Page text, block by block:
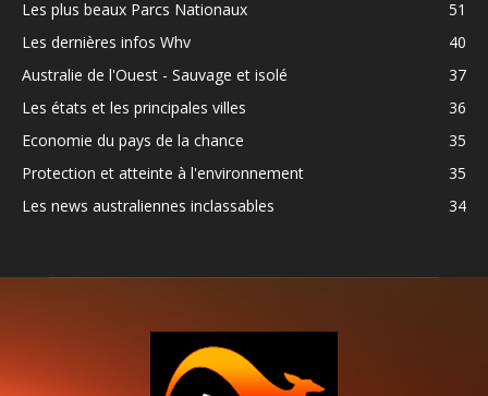
Les plus beaux Parcs Nationaux
51
Les dernières infos Whv
40
Australie de l'Ouest - Sauvage et isolé
37
Les états et les principales villes
36
Economie du pays de la chance
35
Protection et atteinte à l'environnement
35
Les news australiennes inclassables
34